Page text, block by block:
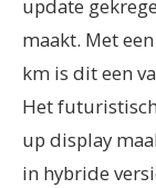
update
maakt. Met
km is dit een
Het
up display
in hybride